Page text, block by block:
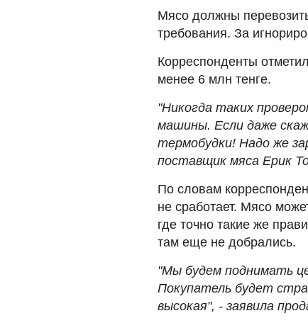
Мясо должны
требования. За
Корреспонденты
менее 6 млн тенге.
"Никогда таких
машины. Если даже
термобудки! Надо же
поставщик мяса Ерик
По словам
не сработает. Мясо
где точно такие же
там еще не добрались.
"Мы будем поднимать
Покупатель будет
высокая", - заявила